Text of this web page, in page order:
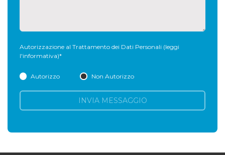
Autorizzazione al Trattamento dei Dati Personali (leggi
l'informativa)*
Autorizzo Non Autorizzo
INVIA MESSAGGIO